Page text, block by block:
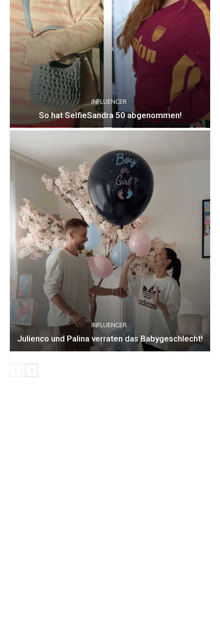
INFLUENCER
So hat SelfieSandra 50 abgenommen!
INFLUENCER
Julienco und Palina verraten das Babygeschlecht!